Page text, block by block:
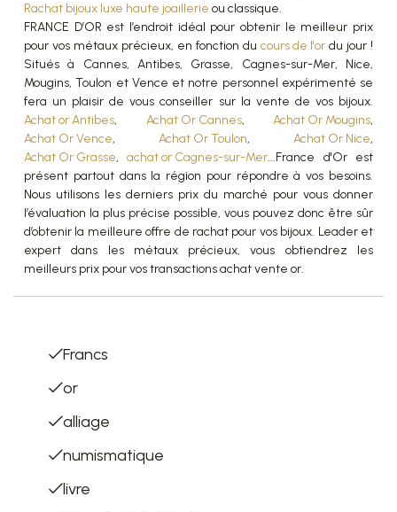
Rachat bijoux luxe haute joaillerie ou classique.
FRANCE D’OR est l’endroit idéal pour obtenir le meilleur prix
pour vos métaux précieux, en fonction du cours de l'or du jour !
Situés à Cannes, Antibes, Grasse, Cagnes-sur-Mer, Nice,
Mougins, Toulon et Vence et notre personnel expérimenté se
fera un plaisir de vous conseiller sur la vente de vos bijoux.
Achat or Antibes, Achat Or Cannes, Achat Or Mougins,
Achat Or Vence, Achat Or Toulon, Achat Or Nice,
Achat Or Grasse,achat or Cagnes-sur-Mer...France d'Or est
présent partout dans la région pour répondre à vos besoins.
Nous utilisons les derniers prix du marché pour vous donner
l’évaluation la plus précise possible, vous pouvez donc être sûr
d’obtenir la meilleure offre de rachat pour vos bijoux. Leader et
expert dans les métaux précieux, vous obtiendrez les
meilleurs prix pour vos transactions achat vente or.
Francs
or
alliage
numismatique
livre